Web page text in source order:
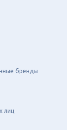
бренды
лиц